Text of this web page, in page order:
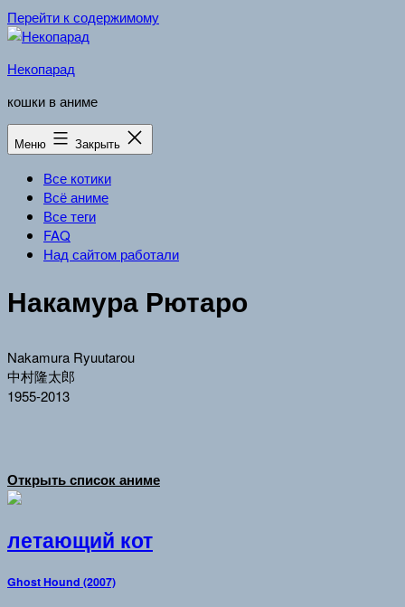
Перейти к содержимому
Некопарад
кошки в аниме
Меню Закрыть
Все котики
Всё аниме
Все теги
FAQ
Над сайтом работали
Накамура Рютаро
Nakamura Ryuutarou
中村隆太郎
1955-2013
Открыть список аниме
летающий кот
Ghost Hound (2007)